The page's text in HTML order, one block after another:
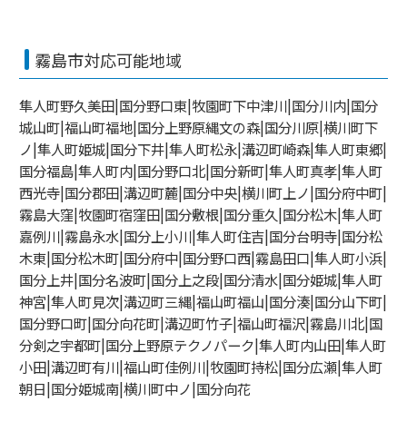
霧島市対応可能地域
隼人町野久美田|国分野口東|牧園町下中津川|国分川内|国分
城山町|福山町福地|国分上野原縄文の森|国分川原|横川町下
ノ|隼人町姫城|国分下井|隼人町松永|溝辺町崎森|隼人町東郷|
国分福島|隼人町内|国分野口北|国分新町|隼人町真孝|隼人町
西光寺|国分郡田|溝辺町麓|国分中央|横川町上ノ|国分府中町|
霧島大窪|牧園町宿窪田|国分敷根|国分重久|国分松木|隼人町
嘉例川|霧島永水|国分上小川|隼人町住吉|国分台明寺|国分松
木東|国分松木町|国分府中|国分野口西|霧島田口|隼人町小浜|
国分上井|国分名波町|国分上之段|国分清水|国分姫城|隼人町
神宮|隼人町見次|溝辺町三縄|福山町福山|国分湊|国分山下町|
国分野口町|国分向花町|溝辺町竹子|福山町福沢|霧島川北|国
分剣之宇都町|国分上野原テクノパーク|隼人町内山田|隼人町
小田|溝辺町有川|福山町佳例川|牧園町持松|国分広瀬|隼人町
朝日|国分姫城南|横川町中ノ|国分向花